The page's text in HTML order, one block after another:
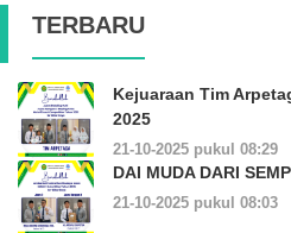
TERBARU
Kejuaraan Tim
2025
21-10-2025 pukul 08:29
DAI MUDA DARI
21-10-2025 pukul 08:03